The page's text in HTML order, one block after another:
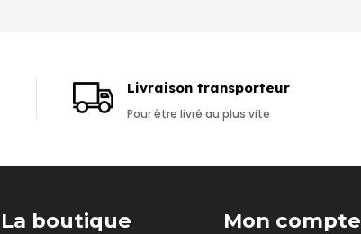
Livraison transporteur
Pour être livré au plus vite
La boutique Mon compte